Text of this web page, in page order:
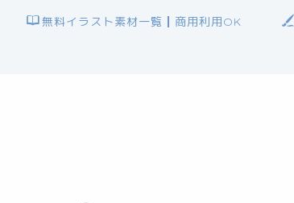
無料イラスト素材一覧┃商用利用OK